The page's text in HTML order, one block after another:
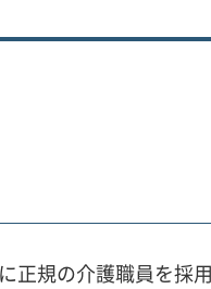
規の介護職員を